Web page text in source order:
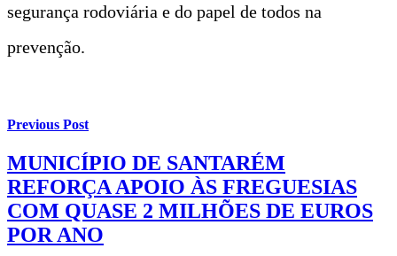
segurança rodoviária e do papel de todos na
prevenção.
Previous Post
MUNICÍPIO DE SANTARÉM
REFORÇA APOIO ÀS FREGUESIAS
COM QUASE 2 MILHÕES DE EUROS
POR ANO